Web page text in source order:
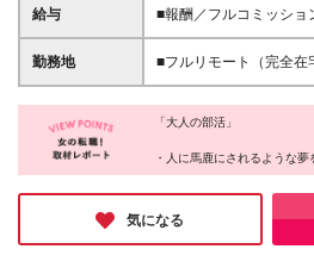
⭕「もう一度、努力し
いていない方】 ❌ラク
あればOKな人 ❌自分の
ありません。 でも、だ
安」より「どこまで成
給与
■報酬／フルコミッション制＋
い実績(2024年度)】平
年未満メンバー） この
し、挑戦を続けた人 す
く、「行動する」ことが
する固定報酬の仕事に
約20％程度が固定報酬
10,000円相当の仕事が
勤務地
■フルリモート（完全在宅） ・全国どこでも仕
きます（地方でも活躍
で働きたい！」と思っ
・平日にワーケーショ
中にチャットでコミュ
オフィス「oVice」の活用 完全在宅でありなが
感ゼロ。 ・研修や案件
「大人の部活」
・人に馬鹿にされるような
発言できる
・慣れ合いではなく切磋琢
間がいる
・賞賛承認文化があり、あな
・トレーナーが正しい努力
気になる